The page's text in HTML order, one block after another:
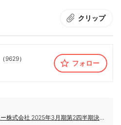
クリップ
（ 9629）
フォロー
ピー・シー・エー株式会社 2025年3月期第2四半期決算説明